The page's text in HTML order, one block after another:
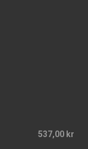
537,00 kr